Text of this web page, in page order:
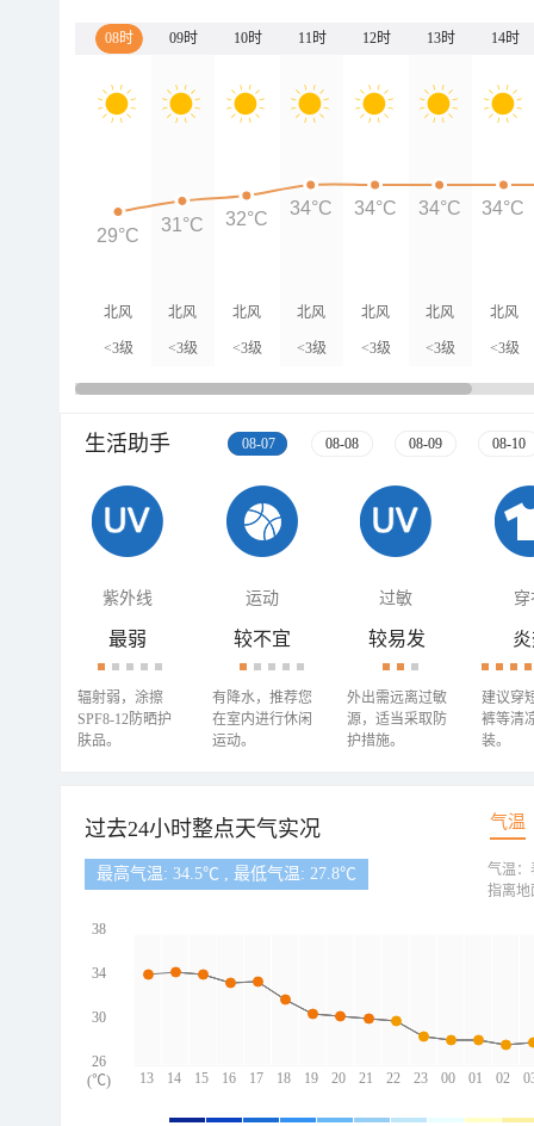
08时 09时 10时 11时 12时 13时 14时
北风
<3级
北风
<3级
北风
<3级
北风
<3级
北风
<3级
北风
<3级
北风
<3级
29°C
31°C 32°C
34°C 34°C 34°C 34°C
生活助手 08-07 08-08 08-09 08-10
紫外线 运动 过敏 穿
最弱
辐射弱，涂擦
SPF8-12防晒护
肤品。
较不宜
有降水，推荐您
在室内进行休闲
运动。
较易发
外出需远离过敏
源，适当采取防
护措施。
建议穿
裤等清
装。
过去24小时整点天气实况 气温
最高气温: 34.5℃ , 最低气温: 27.8℃
13 14 15 16 17 18 19 20 21 22 23 00 01 02
38
34
30
26
(℃)
气温：
指离地